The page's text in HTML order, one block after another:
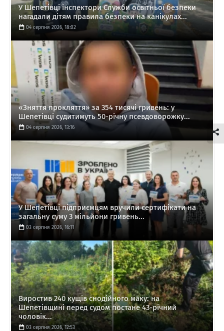
У Шепетівці інспектори Служби освітньої безпеки
нагадали дітям правила безпеки на канікулах...
04 серпня 2026, 18:02
«Зняття прокляття» за 354 тисячі гривень: у
Шепетівці судитимуть 50-річну псевдоворожку...
04 серпня 2026, 13:16
У Шепетівці підприємцям вручили сертифікати на
загальну суму 3 мільйони гривень...
03 серпня 2026, 16:11
Виростив 240 кущів снодійного маку: на
Шепетівщині перед судом постане 43-річний
чоловік...
03 серпня 2026, 12:53